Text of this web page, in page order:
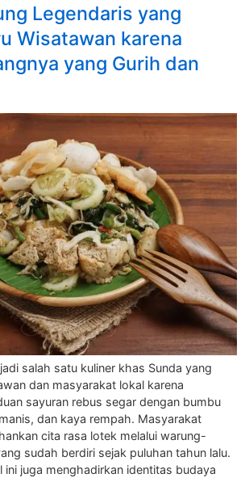
Legendaris yang
Wisatawan karena
yang Gurih dan
salah satu kuliner khas Sunda yang
dan masyarakat lokal karena
sayuran rebus segar dengan bumbu
dan kaya rempah. Masyarakat
cita rasa lotek melalui warung-
sudah berdiri sejak puluhan tahun lalu.
ini juga menghadirkan identitas budaya